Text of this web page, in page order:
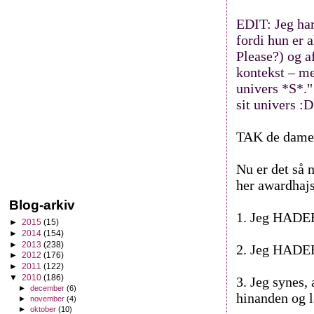
EDIT: Jeg
fordi hun er
Please?) og
kontekst –
univers
sit univers
TAK de
Nu er det så
her
1. Jeg
2. Jeg
3. Jeg
hinanden og
Blog-arkiv
► 2015 (15)
► 2014 (154)
► 2013 (238)
► 2012 (176)
► 2011 (122)
▼ 2010 (186)
►december(6)
►november(4)
►oktober(10)